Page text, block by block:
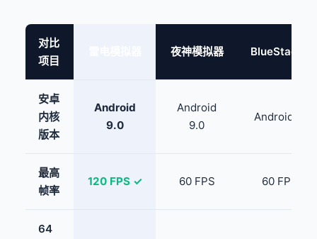
对比
项目
夜神模拟器 BlueStacks
安卓
内核
版本
Android
9.0
Android
9.0
Android 11
最高
帧率
120 FPS ✓ 60 FPS 60 FPS
64